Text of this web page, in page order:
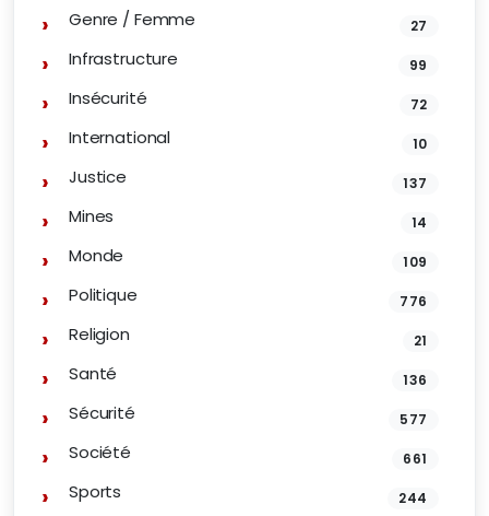
Genre / Femme 27
Infrastructure 99
Insécurité 72
International 10
Justice 137
Mines 14
Monde 109
Politique 776
Religion 21
Santé 136
Sécurité 577
Société 661
Sports 244